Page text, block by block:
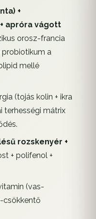
+
apróra vágott
orosz-francia
probiotikum a
mellé
(tojás kolin + ikra
terhességi mátrix
rozskenyér +
+ polifenol +
(vas-
csökkentő